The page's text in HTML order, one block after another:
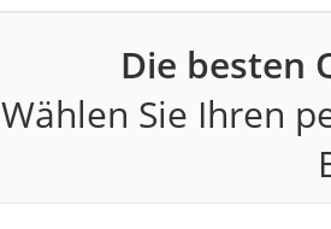
Die besten
Wählen Sie Ihren